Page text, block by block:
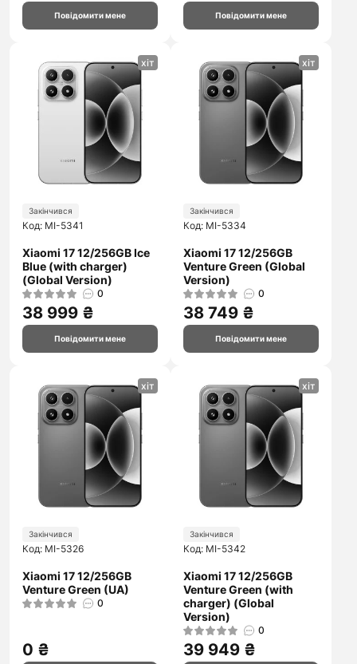
Повідомити мене Повідомити мене
хіт
Закінчився
Код: MI-5341
Xiaomi 17 12/256GB Ice
Blue (with charger)
(Global Version)
0
38 999 ₴
Повідомити мене
хіт
Закінчився
Код: MI-5334
Xiaomi 17 12/256GB
Venture Green (Global
Version)
0
38 749 ₴
Повідомити мене
хіт
Закінчився
Код: MI-5326
Xiaomi 17 12/256GB
Venture Green (UA)
0
0 ₴
хіт
Закінчився
Код: MI-5342
Xiaomi 17 12/256GB
Venture Green (with
charger) (Global
Version)
0
39 949 ₴